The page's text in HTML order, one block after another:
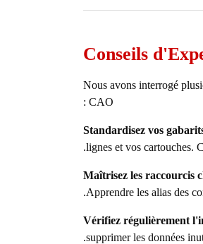
Conseils
Nous avons interrogé
CAO :
Standardisez vos
lignes et vos cartouches.
Maîtrisez les raccourcis
Apprendre les alias des
Vérifiez régulièrement
supprimer les données